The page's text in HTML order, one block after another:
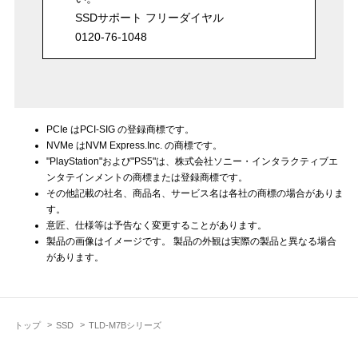
トップ SSD TLD-M7Bシリーズ
SSDサポート フリーダイヤル
0120-76-1048
PCIe はPCI-SIG の登録商標です。
NVMe はNVM Express.Inc. の商標です。
"PlayStation"および"PS5"は、株式会社ソニー・インタラクティブエ
ンタテインメントの商標または登録商標です。
その他記載の社名、商品名、サービス名は各社の商標の場合がありま
す。
意匠、仕様等は予告なく変更することがあります。
製品の画像はイメージです。 製品の外観は実際の製品と異なる場合
があります。